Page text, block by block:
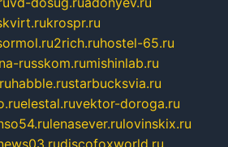
krospr.ru
2rich.ruhostel-65.ru
russkom.rumishinlab.ru
habble.rustarbucksvia.ru
elestal.ruvektor-doroga.ru
lenasever.rulovinskix.ru